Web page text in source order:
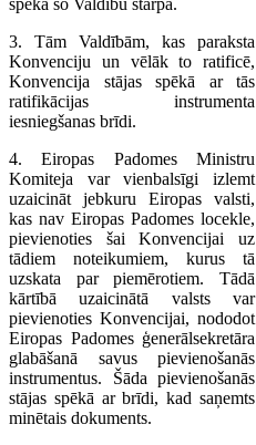
spēkā šo Valdību starpā.
3. Tām Valdībām, kas paraksta
Konvenciju un vēlāk to ratificē,
Konvencija stājas spēkā ar tās
ratifikācijas instrumenta
iesniegšanas brīdi.
4. Eiropas Padomes Ministru
Komiteja var vienbalsīgi izlemt
uzaicināt jebkuru Eiropas valsti,
kas nav Eiropas Padomes locekle,
pievienoties šai Konvencijai uz
tādiem noteikumiem, kurus tā
uzskata par piemērotiem. Tādā
kārtībā uzaicinātā valsts var
pievienoties Konvencijai, nododot
Eiropas Padomes ģenerālsekretāra
glabāšanā savus pievienošanās
instrumentus. Šāda pievienošanās
stājas spēkā ar brīdi, kad saņemts
minētais dokuments.